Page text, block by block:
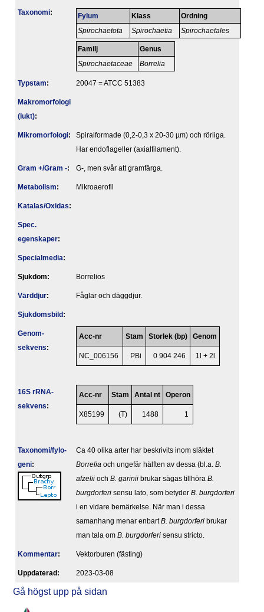
Taxonomi: Fylum
Spirochaetota
Klass
Spirochaetia
Ordning
Spirochaetales
Familj
Spirochaetaceae
Genus
Borrelia
Typstam: 20047 = ATCC 51383
Makromorfologi
(lukt):
Mikromorfologi:
Spiralformade (0,2-0,3 x 20-30 µm) och rörliga.
Har endoflageller (axialfilament).
Gram +/Gram -: G-, men svår att gramfärga.
Metabolism: Mikroaerofil
Katalas/Oxidas:
Spec.
egenskaper:
Specialmedia:
Sjukdom: Borrelios
Värddjur: Fåglar och däggdjur.
Sjukdomsbild :
Genom­
sekvens:
Acc-nr Stam Storlek (bp) Genom
NC_006156 PBi 0 904 246 1l + 2l
16S rRNA-
sekvens:
Acc-nr Stam Antal nt Operon
X85199 (T) 1488 1
Taxonomi/fylo­
geni:
Ca 40 olika arter har beskrivits inom släktet
Borrelia och ungefär hälften av dessa (bl.a. B.
afzelii och B. garinii brukar sägas tillhöra B.
burgdorferi sensu lato, som betyder B. burgdorferi
i en vidare bemärkelse. När man i dessa
samanhang menar enbartB. burgdorferi brukar
man tala om B. burgdorferi sensu stricto.
Kommentar: Vektorburen (fästing)
Upp­da­te­rad: 2023-03-08
Gå högst upp på sidan